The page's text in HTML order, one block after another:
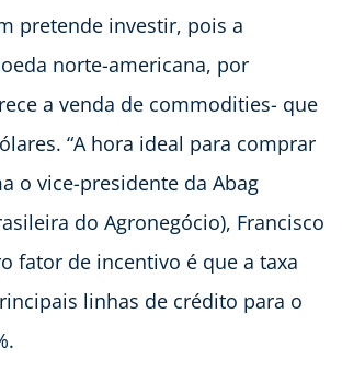
pretende investir, pois a
norte-americana, por
a venda de commodities- que
“A hora ideal para comprar
o vice-presidente da Abag
do Agronegócio), Francisco
fator de incentivo é que a taxa
linhas de crédito para o